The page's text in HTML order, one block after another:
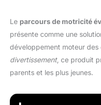
Le parcours de motricité
présente comme une
développement moteur des
divertissement, ce produit
parents et les plus jeunes.